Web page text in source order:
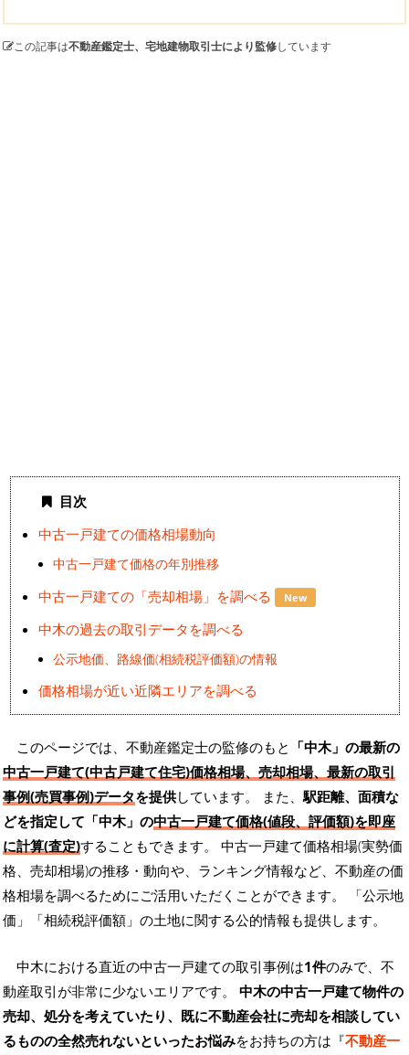
この記事は不動産鑑定士、宅地建物取引士により監修しています
目次
中古一戸建ての価格相場動向
中古一戸建て価格の年別推移
中古一戸建ての「売却相場」を調べる New
中木の過去の取引データを調べる
公示地価、路線価(相続税評価額)の情報
価格相場が近い近隣エリアを調べる
このページでは、不動産鑑定士の監修のもと 「中木」の最新の
中古一戸建て(中古戸建て住宅)価格相場、売却相場、最新の取引
事例(売買事例)データを提供しています。 また、駅距離、面積な
どを指定して「中木」の中古一戸建て価格(値段、評価額)を即座
に計算(査定)することもできます。 中古一戸建て価格相場(実勢価
格、売却相場)の推移・動向や、ランキング情報など、不動産の価
格相場を調べるためにご活用いただくことができます。
「公示地
価」「相続税評価額」の土地に関する公的情報も提供します。
中木における直近の中古一戸建ての取引事例は1件のみで、不
動産取引が非常に少ないエリアです。 中木の中古一戸建て物件の
売却、処分を考えていたり、既に不動産会社に売却を相談してい
るものの全然売れないといったお悩みをお持ちの方は『不動産一